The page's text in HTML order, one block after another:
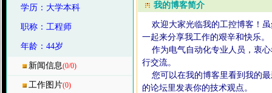
学历：大学本科
职称：工程师
年龄：44岁
新闻信息(0/0)
工作图片(0)
我的博客简介
欢迎大家光临我的工控博客！虽
一起来分享我工作的艰辛和快乐。
作为电气自动化专业人员，衷心
行交流。
您可以在我的博客里看到我的最
的论坛里发表你的技术观点。